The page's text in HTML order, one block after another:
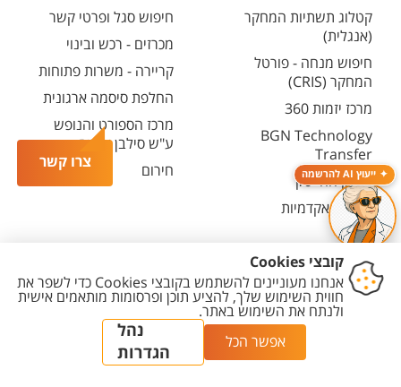
צרו קשר
ייעוץ AI להרשמה
קטלוג תשתיות המחקר
(אנגלית)
חיפוש מנחה - פורטל
המחקר (CRIS)
מרכז יזמות 360
BGN Technology
Transfer
פארק ההייטק
משרות אקדמיות
חיפוש סגל ופרטי קשר
מכרזים - רכש ובינוי
קריירה - משרות פתוחות
החלפת סיסמה ארגונית
מרכז הספורט והנופש
ע"ש סילבן אדמס
חירום
נגישות
מדיניות
מדיניות עריכת
תוכן